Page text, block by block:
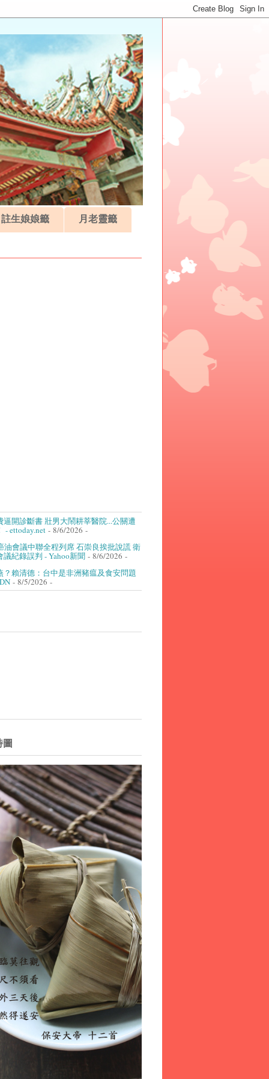
註生娘娘籤 月老靈籤
逼開診斷書 壯男大鬧耕莘醫院...公關遭
- ettoday.net - 8/6/2026 -
油會議中聯全程列席 石崇良挨批說謊 衛
議紀錄誤判 - Yahoo新聞 - 8/6/2026 -
？賴清德：台中是非洲豬瘟及食安問題
- 8/5/2026 -
圖